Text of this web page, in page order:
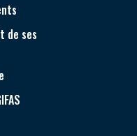
de ses